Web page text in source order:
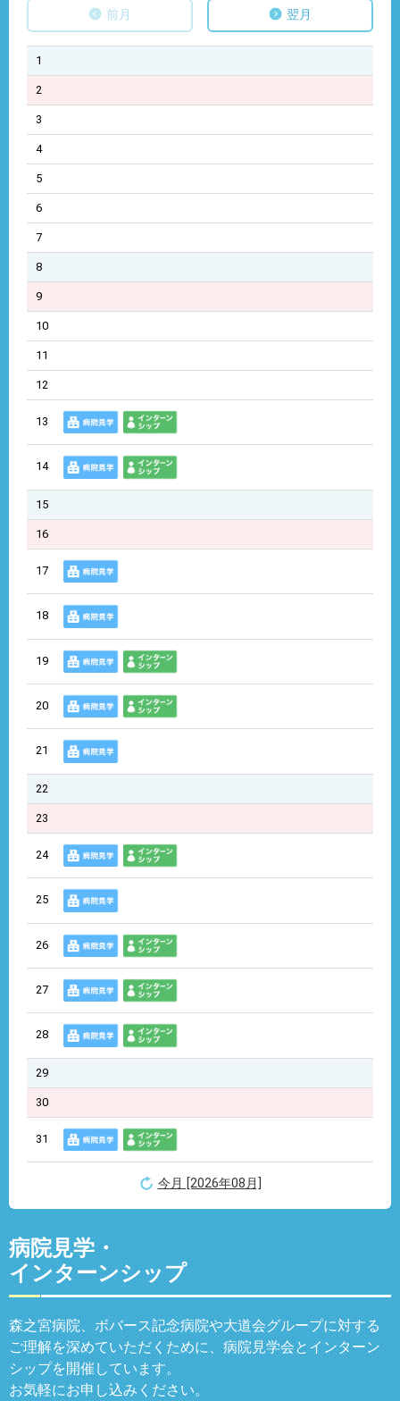
前月 翌月
1
2
3
4
5
6
7
8
9
10
11
12
13
14
15
16
17
18
19
20
21
22
23
24
25
26
27
28
29
30
31
今月 [2026年08月]
病院見学・
インターンシップ
森之宮病院、ボバース記念病院や大道会グループに対する
ご理解を深めていただくために、病院見学会とインターン
シップを開催しています。
お気軽にお申し込みください。